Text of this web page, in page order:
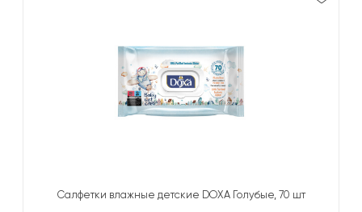
Салфетки влажные детские DOXA Голубые, 70 шт